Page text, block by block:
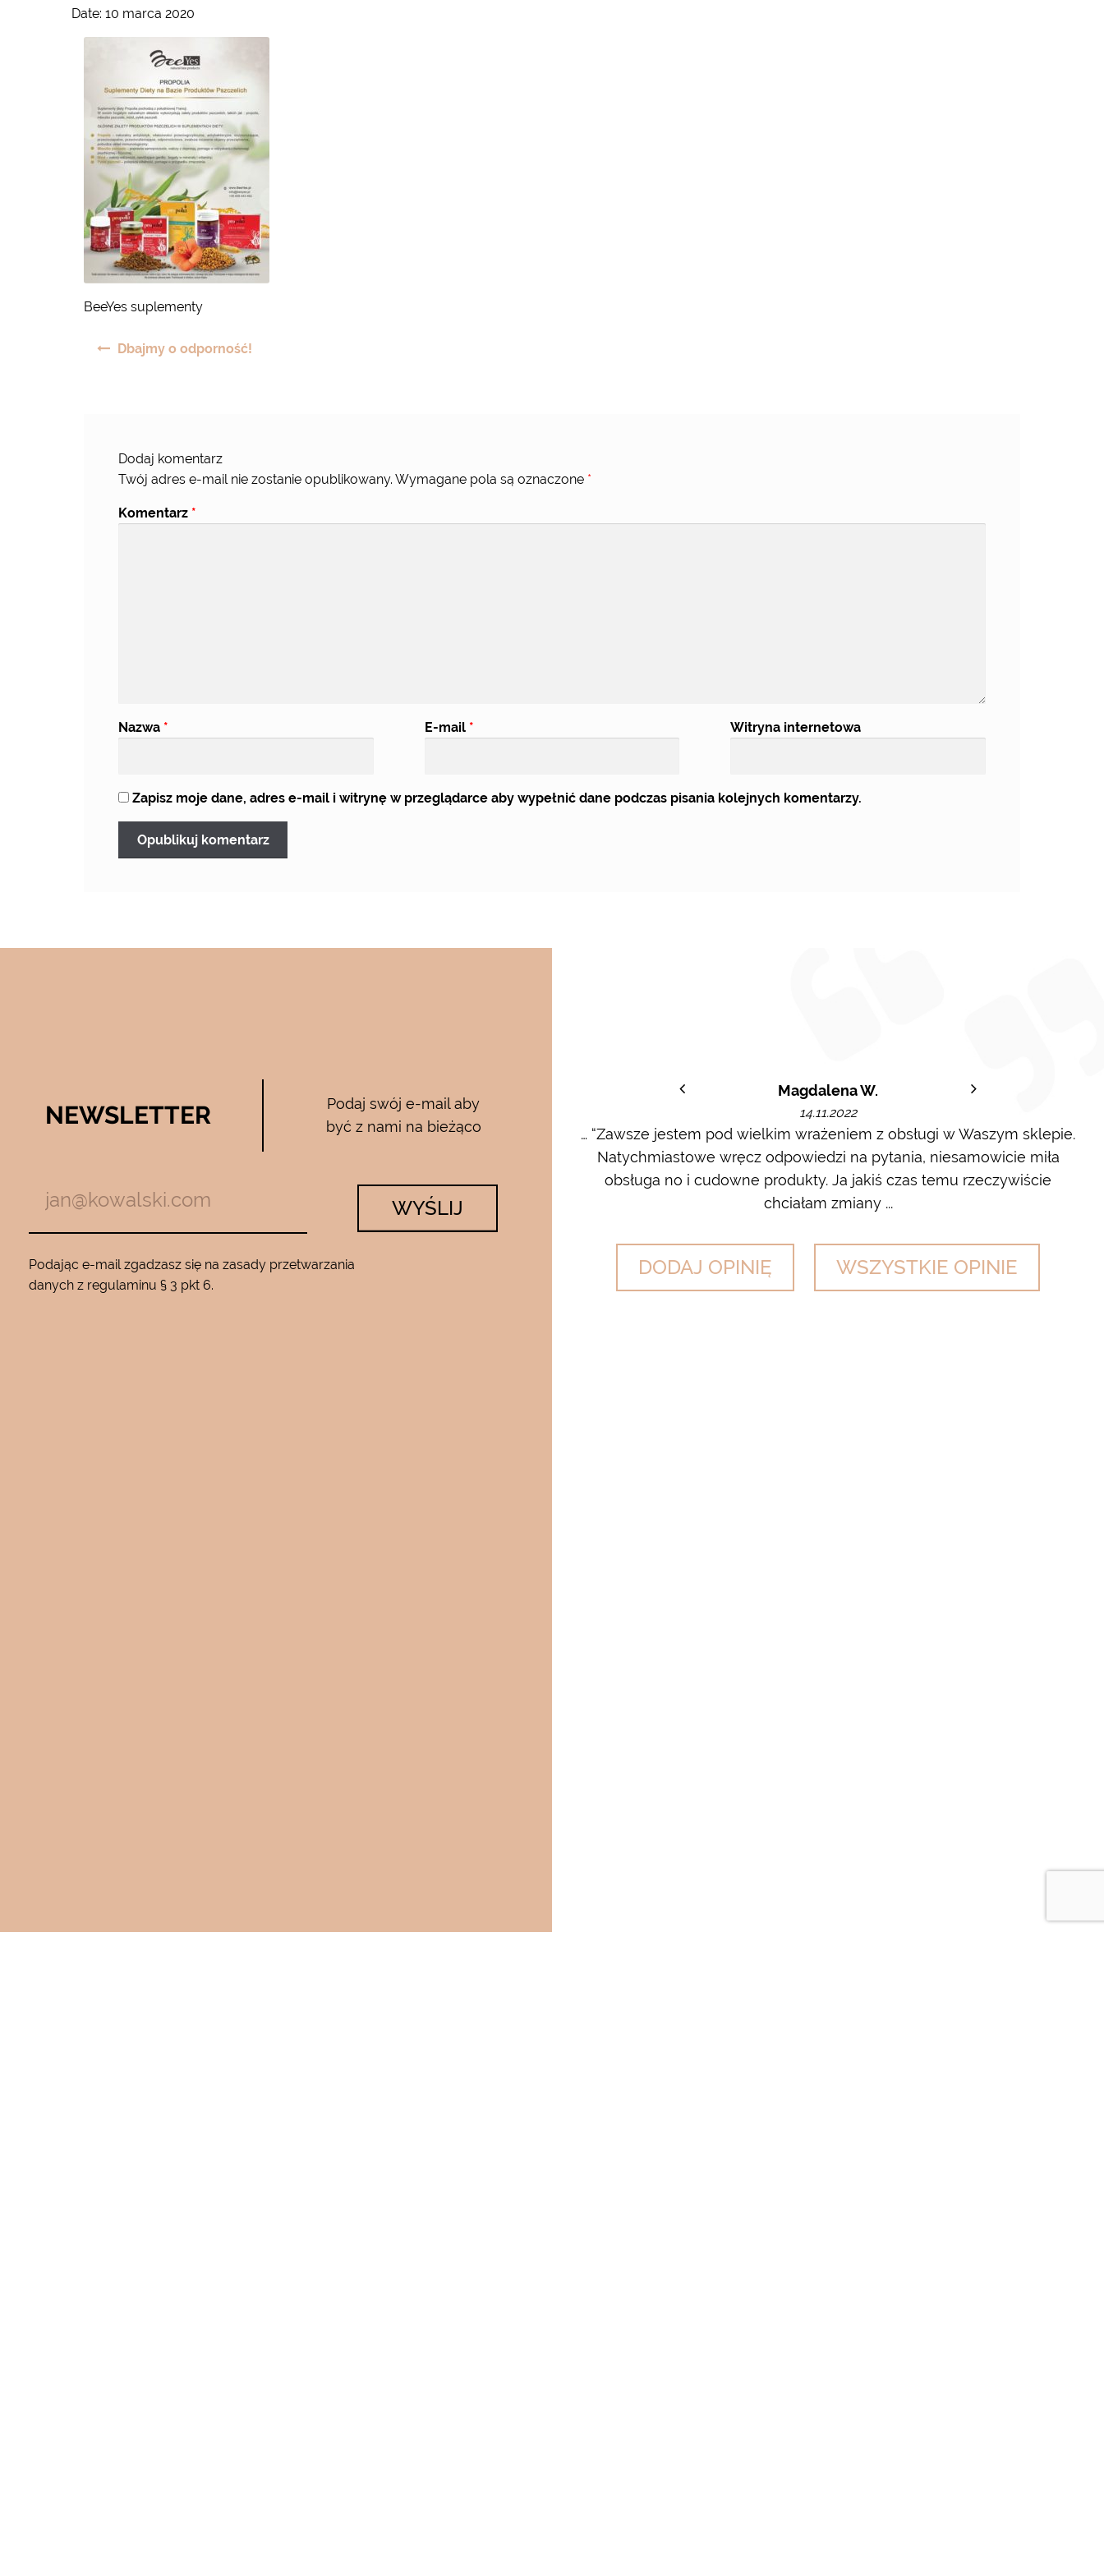
Date: 10 marca 2020
BeeYes suplementy
Nawigacja
Dbajmy o odporność!
Dodaj komentarz
Twój adres e-mail nie zostanie opublikowany. Wymagane pola są oznaczone *
Komentarz *
Nazwa * E-mail * Witryna internetowa
Zapisz moje dane, adres e-mail i witrynę w przeglądarce aby wypełnić dane podczas pisania kolejnych komentarzy.
NEWSLETTER
Podaj swój e-mail aby
być z nami na bieżąco
WYŚLIJ
Podając e-mail zgadzasz się na zasady przetwarzania
danych z regulaminu § 3 pkt 6.
05.04.2017
Używam całego zestawu ….maski , serum i kremu pod oczy…..od
roku…..Nie zamienię go na żaden inny krem…..dla mnie to strzał w
10…..Mam piękną gładką skórę ….Super na lato….makijaż utrzymuje się ...
Magdalena W.
14.11.2022
… “Zawsze jestem pod wielkim wrażeniem z obsługi w Waszym sklepie.
Natychmiastowe wręcz odpowiedzi na pytania, niesamowicie miła
obsługa no i cudowne produkty. Ja jakiś czas temu rzeczywiście
chciałam zmiany ...
DODAJ OPINIĘ WSZYSTKIE OPINIE